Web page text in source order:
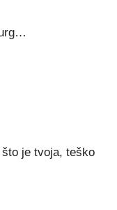
što je tvoja, teško